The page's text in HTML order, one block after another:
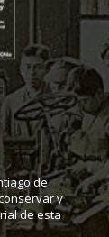
de
y
de esta